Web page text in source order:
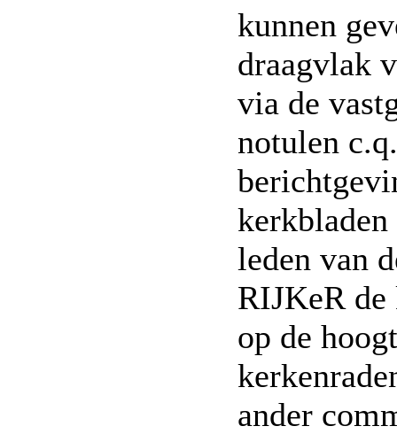
kunnen
draagvlak
via de
notulen
kerkbladen
leden van
RIJKeR de
op de
ander